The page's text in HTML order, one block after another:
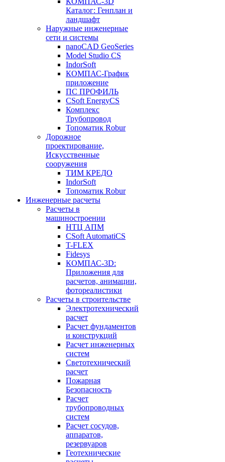
Каталог: Генплан и
ландшафт
Наружные инженерные
сети и системы
nanoCAD GeoSeries
Model Studio CS
IndorSoft
КОМПАС-График
приложение
ПС ПРОФИЛЬ
CSoft EnergyCS
Комплекс
Трубопровод
Топоматик Robur
Дорожное
проектирование,
Искусственные
сооружения
ТИМ КРЕДО
IndorSoft
Топоматик Robur
Инженерные расчеты
Расчеты в
машиностроении
НТЦ АПМ
CSoft AutomatiCS
T-FLEX
Fidesys
КОМПАС-3D:
Приложения для
расчетов, анимации,
фотореалистики
Расчеты в строительстве
Электротехнический
расчет
Расчет фундаментов
и конструкций
Расчет инженерных
систем
Светотехнический
расчет
Пожарная
Безопасность
Расчет
трубопроводных
систем
Расчет сосудов,
аппаратов,
резервуаров
Геотехнические